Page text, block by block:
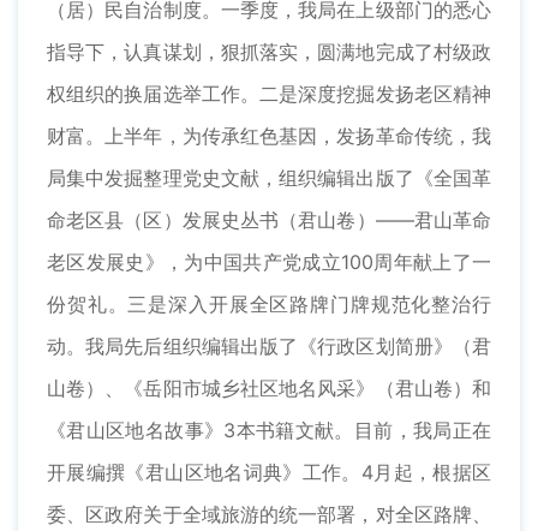
（居）民自治制度。一季度，我局在上级部门的悉心
指导下，认真谋划，狠抓落实，圆满地完成了村级政
权组织的换届选举工作。二是深度挖掘发扬老区精神
财富。上半年，为传承红色基因，发扬革命传统，我
局集中发掘整理党史文献，组织编辑出版了《全国革
命老区县（区）发展史丛书（君山卷）——君山革命
老区发展史》，为中国共产党成立100周年献上了一
份贺礼。三是深入开展全区路牌门牌规范化整治行
动。我局先后组织编辑出版了《行政区划简册》（君
山卷）、《岳阳市城乡社区地名风采》（君山卷）和
《君山区地名故事》3本书籍文献。目前，我局正在
开展编撰《君山区地名词典》工作。4月起，根据区
委、区政府关于全域旅游的统一部署，对全区路牌、